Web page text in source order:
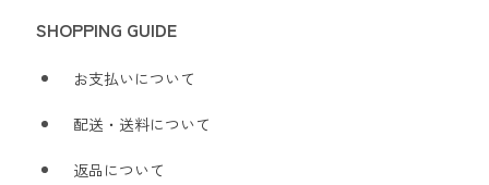
SHOPPING GUIDE
お支払いについて
配送・送料について
返品について